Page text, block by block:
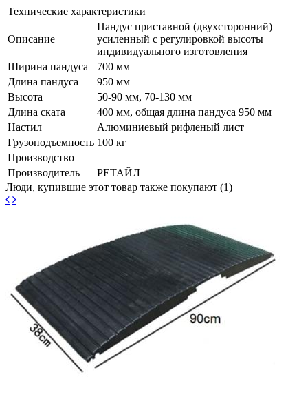
Технические характеристики
Описание
Пандус приставной (двухсторонний)
усиленный с регулировкой высоты
индивидуального изготовления
Ширина пандуса
700 мм
Длина пандуса
950 мм
Высота
50-90 мм, 70-130 мм
Длина ската
400 мм, общая длина пандуса 950 мм
Настил
Алюминиевый рифленый лист
Грузоподъемность 100 кг
Производство
Производитель
РЕТАЙЛ
Люди, купившие этот товар также покупают (1)